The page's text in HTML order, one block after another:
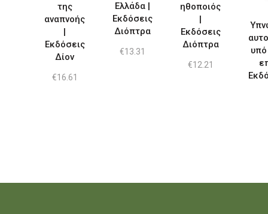
της
αναπνοής
|
Εκδόσεις
Δίον
€16.61
Ελλάδα |
Εκδόσεις
Διόπτρα
€13.31
ηθοποιός
|
Εκδόσεις
Διόπτρα
€12.21